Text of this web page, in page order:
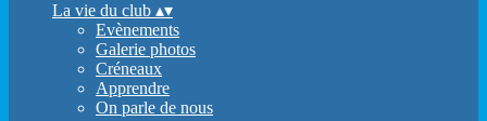
La vie du club ▴▾
Evènements
Galerie photos
Créneaux
Apprendre
On parle de nous